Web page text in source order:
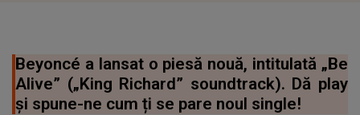
Beyoncé a lansat o piesă nouă, intitulată „Be
Alive” („King Richard” soundtrack). Dă play
și spune-ne cum ți se pare noul single!